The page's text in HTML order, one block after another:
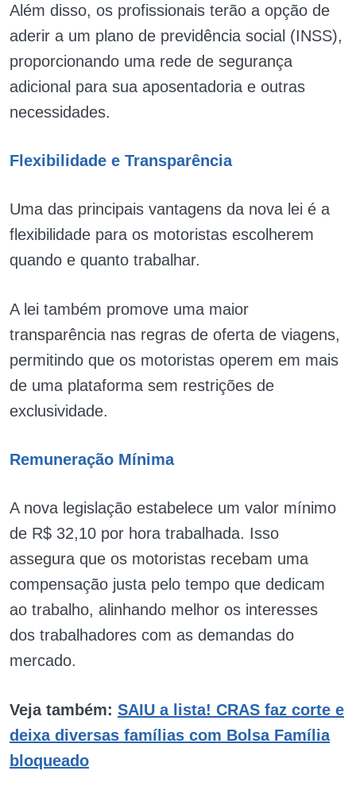
Além disso, os profissionais terão a opção de
aderir a um plano de previdência social (INSS),
proporcionando uma rede de segurança
adicional para sua aposentadoria e outras
necessidades.
Flexibilidade e Transparência
Uma das principais vantagens da nova lei é a
flexibilidade para os motoristas escolherem
quando e quanto trabalhar.
A lei também promove uma maior
transparência nas regras de oferta de viagens,
permitindo que os motoristas operem em mais
de uma plataforma sem restrições de
exclusividade.
Remuneração Mínima
A nova legislação estabelece um valor mínimo
de R$ 32,10 por hora trabalhada. Isso
assegura que os motoristas recebam uma
compensação justa pelo tempo que dedicam
ao trabalho, alinhando melhor os interesses
dos trabalhadores com as demandas do
mercado.
Veja também: SAIU a lista! CRAS faz corte e
deixa diversas famílias com Bolsa Família
bloqueado